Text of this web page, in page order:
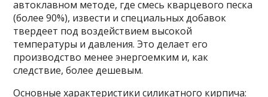
автоклавном методе, где смесь кварцевого песка
(более 90%), извести и специальных добавок
твердеет под воздействием высокой
температуры и давления. Это делает его
производство менее энергоемким и, как
следствие, более дешевым.
Основные характеристики силикатного кирпича: